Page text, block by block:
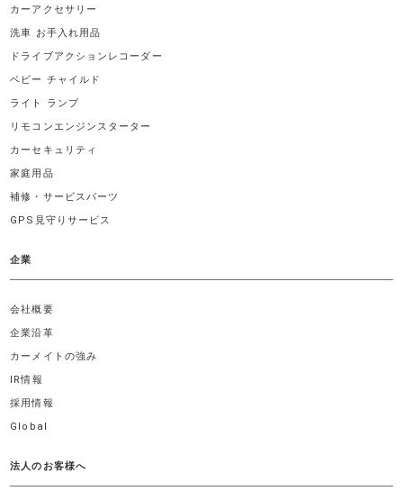
カーアクセサリー
洗車 お手入れ用品
ドライブアクションレコーダー
ベビー チャイルド
ライト ランプ
リモコンエンジンスターター
カーセキュリティ
家庭用品
補修・サービスパーツ
GPS見守りサービス
企業
会社概要
企業沿革
カーメイトの強み
IR情報
採用情報
Global
法人のお客様へ